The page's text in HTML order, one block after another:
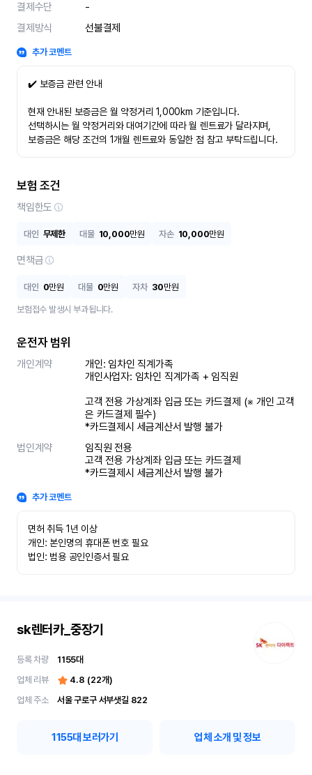
결제수단
-
결제방식
선불결제
추가 코멘트
✔️ 보증금 관련 안내
현재 안내된 보증금은 월 약정거리 1,000km 기준입니다.
선택하시는 월 약정거리와 대여기간에 따라 월 렌트료가 달라지며,
보증금은 해당 조건의 1개월 렌트료와 동일한 점 참고 부탁드립니다.
보험 조건
책임한도
대인 무제한 대물 10,000만원 자손 10,000만원
면책금
대인 0만원 대물 0만원 자차 30만원
보험접수 발생시 부과됩니다.
운전자 범위
개인계약
개인: 임차인 직계가족
개인사업자: 임차인 직계가족 + 임직원
고객 전용 가상계좌 입금 또는 카드결제 (※ 개인 고객
은 카드결제 필수)
*카드결제시 세금계산서 발행 불가
법인계약
임직원 전용
고객 전용 가상계좌 입금 또는 카드결제
*카드결제시 세금계산서 발행 불가
추가 코멘트
면허 취득 1년 이상
개인: 본인명의 휴대폰 번호 필요
법인: 범용 공인인증서 필요
sk렌터카_중장기
등록 차량 1155대
업체 리뷰
4.8 (22개)
업체 주소
서울 구로구 서부샛길 822
1155대 보러가기 업체 소개 및 정보